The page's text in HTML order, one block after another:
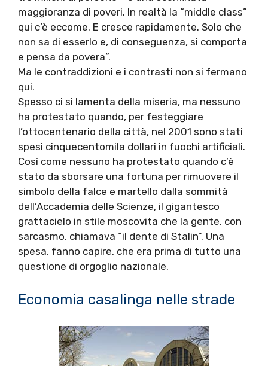
maggioranza di poveri. In realtà la “middle class”
qui c’è eccome. E cresce rapidamente. Solo che
non sa di esserlo e, di conseguenza, si comporta
e pensa da povera”.
Ma le contraddizioni e i contrasti non si fermano
qui.
Spesso ci si lamenta della miseria, ma nessuno
ha protestato quando, per festeggiare
l’ottocentenario della città, nel 2001 sono stati
spesi cinquecentomila dollari in fuochi artificiali.
Così come nessuno ha protestato quando c’è
stato da sborsare una fortuna per rimuovere il
simbolo della falce e martello dalla sommità
dell’Accademia delle Scienze, il gigantesco
grattacielo in stile moscovita che la gente, con
sarcasmo, chiamava “il dente di Stalin”. Una
spesa, fanno capire, che era prima di tutto una
questione di orgoglio nazionale.
Economia casalinga nelle strade